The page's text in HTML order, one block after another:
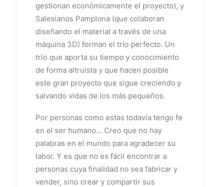
gestionan económicamente el proyecto), y
Salesianos Pamplona (que colaboran
diseñando el material a través de una
máquina 3D) forman el trío perfecto. Un
trío que aporta su tiempo y conocimiento
de forma altruista y que hacen posible
este gran proyecto que sigue creciendo y
salvando vidas de los más pequeños.
Por personas como estas todavía tengo fe
en el ser humano… Creo que no hay
palabras en el mundo para agradecer su
labor. Y es que no es fácil encontrar a
personas cuya finalidad no sea fabricar y
vender, sino crear y compartir sus